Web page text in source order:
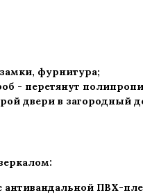
фурнитура;
- перетянут
двери в загородный
ПВХ-